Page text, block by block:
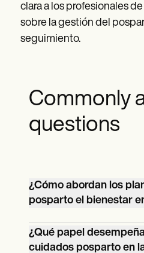
clara a los profesionales
sobre la gestión del
seguimiento.
Commonly
questions
¿Cómo abordan los
posparto el bienestar
Los planes de atención
intervenciones y
¿Qué papel
cuidados posparto en